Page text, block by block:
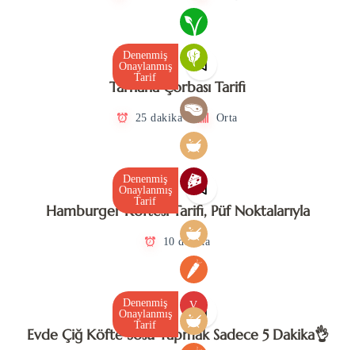
Denenmiş
Onaylanmış
Tarif
Tarhana Çorbası Tarifi
25 dakika Orta
Denenmiş
Onaylanmış
Tarif
Hamburger Köftesi Tarifi, Püf Noktalarıyla
10 dakika
Denenmiş
Onaylanmış
Tarif
V
Evde Çiğ Köfte Sosu Yapmak Sadece 5 Dakika👌